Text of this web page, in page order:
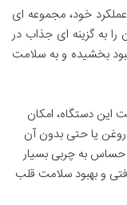
ها و عملکرد خود، مجموعه ای
را به گزینه ای جذاب در
بخشیده و به سلامت
این دستگاه، امکان
یا حتی بدون آن
حساس به چربی بسیار
و بهبود سلامت قلب